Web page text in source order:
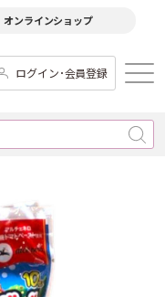
オンラインショップ
ログイン･会員登録